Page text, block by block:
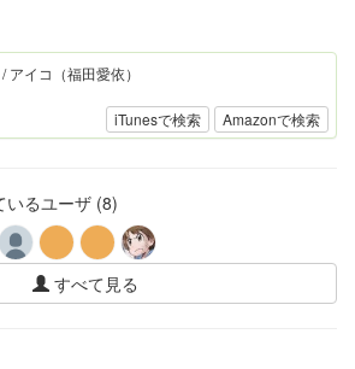
iTunesで検索 Amazonで検索
/ アイコ（福田愛依）
いるユーザ (8)
すべて見る